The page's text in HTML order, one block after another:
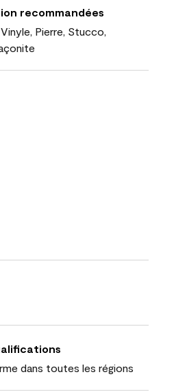
recommandées
Pierre, Stucco,
dans toutes les régions